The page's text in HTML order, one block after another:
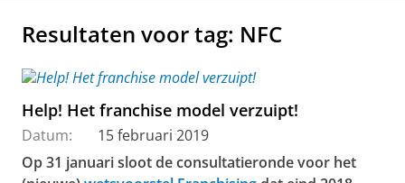
Resultaten voor tag: NFC
Help! Het franchise model verzuipt!
Datum:
15 februari 2019
Op 31 januari sloot de consultatieronde voor het